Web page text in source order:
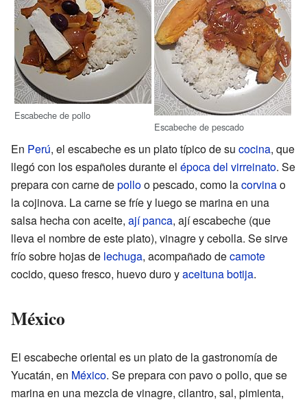
Escabeche de pollo
Escabeche de pescado
En Perú, el escabeche es un plato típico de su cocina, que
llegó con los españoles durante el época del virreinato. Se
prepara con carne depolloo pescado, como lacorvinao
la cojinova. La carne se fríe y luego se marina en una
salsa hecha con aceite, ají panca, ají escabeche (que
lleva el nombre de este plato), vinagre y cebolla. Se sirve
frío sobre hojas de lechuga, acompañado decamote
cocido, queso fresco, huevo duro yaceituna botija.
México
El escabeche oriental es un plato de la gastronomía de
Yucatán, en México. Se prepara con pavo o pollo, que se
marina en una mezcla de vinagre, cilantro, sal, pimienta,